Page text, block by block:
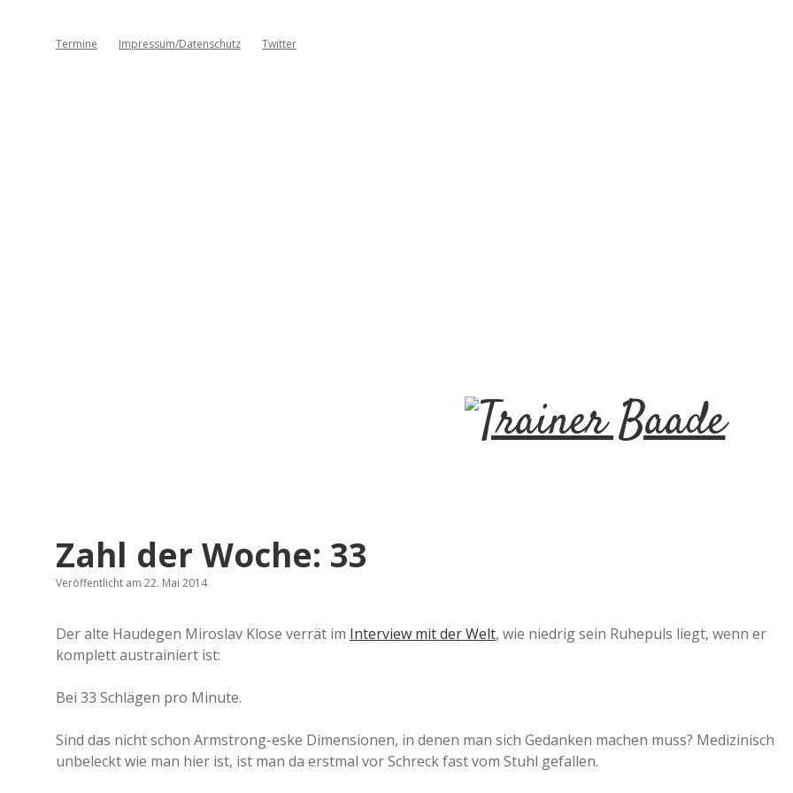
Termine Impressum/Datenschutz Twitter
T
n
r
Zahl der Woche: 33
Veröffentlicht am 22. Mai 2014
Der alte Haudegen Miroslav Klose verrät im Interview mit der Welt, wie niedrig sein Ruhepuls liegt, wenn er
komplett austrainiert ist:
Bei 33 Schlägen pro Minute.
Sind das nicht schon Armstrong-eske Dimensionen, in denen man sich Gedanken machen muss? Medizinisch
unbeleckt wie man hier ist, ist man da erstmal vor Schreck fast vom Stuhl gefallen.